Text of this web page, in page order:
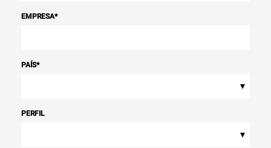
EMPRESA*
PAÍS*
▾
PERFIL
▾